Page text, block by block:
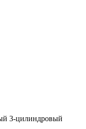
3-цилиндровый